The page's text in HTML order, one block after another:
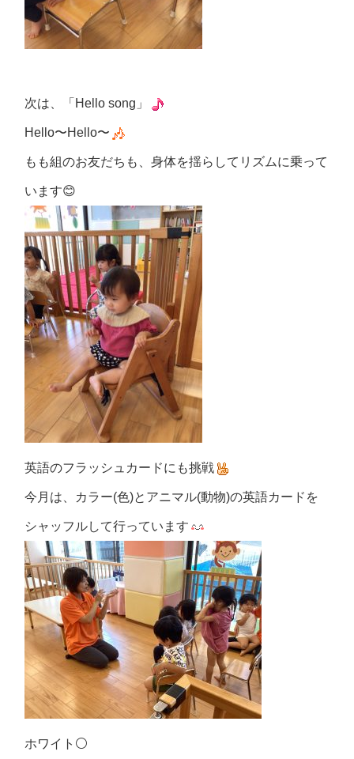
次は、「 Hello song 」
Hello〜Hello〜
もも組のお友だちも、身体を揺らしてリズムに乗って
います😊
英語のフラッシュカードにも挑戦
今月は、カラー(色)とアニマル(動物)の英語カードを
シャッフルして行っています
ホワイト ⚪